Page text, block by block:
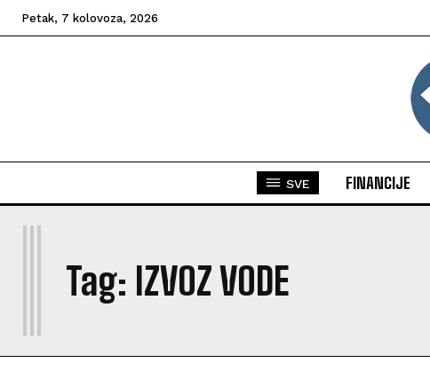
Petak, 7 kolovoza, 2026
SVE FINANCIJE
Tag: IZVOZ VODE
I